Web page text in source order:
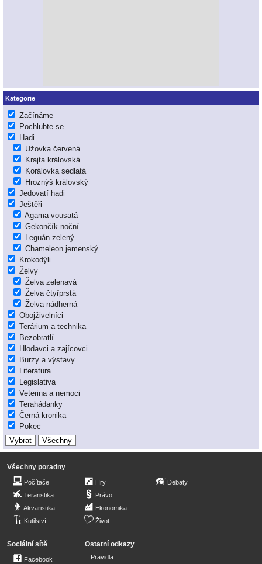
Kategorie
Začínáme
Pochlubte se
Hadi
Užovka červená
Krajta královská
Korálovka sedlatá
Hroznýš královský
Jedovatí hadi
Ještěři
Agama vousatá
Gekončík noční
Leguán zelený
Chameleon jemenský
Krokodýli
Želvy
Želva zelenavá
Želva čtyřprstá
Želva nádherná
Obojživelníci
Terárium a technika
Bezobratlí
Hlodavci a zajícovci
Burzy a výstavy
Literatura
Legislativa
Veterina a nemoci
Terahádanky
Černá kronika
Pokec
Všechny poradny
Počítače
Teraristika
Akvaristika
Kutilství
Hry
Právo
Ekonomika
Život
Debaty
Sociální sítě
Facebook
Ostatní odkazy
Pravidla